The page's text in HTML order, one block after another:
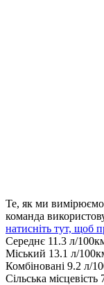
Те, як ми вимірюємо
команда
натисніть тут, щоб
Середнє 11.3 л/
Міський 13.1 л/
Комбіновані 9.2 л/
Сільська місцевість